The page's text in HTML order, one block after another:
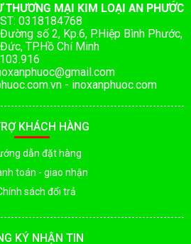
THƯƠNG MẠI KIM LOẠI AN PHƯỚC
0318184768
số 2, Kp.6, P.Hiệp Bình Phước,
TP.Hồ Chí Minh
- inoxanphuoc.com
KHÁCH HÀNG
dẫn đặt hàng
toán - giao nhận
sách đổi trả
KÝ NHẬN TIN